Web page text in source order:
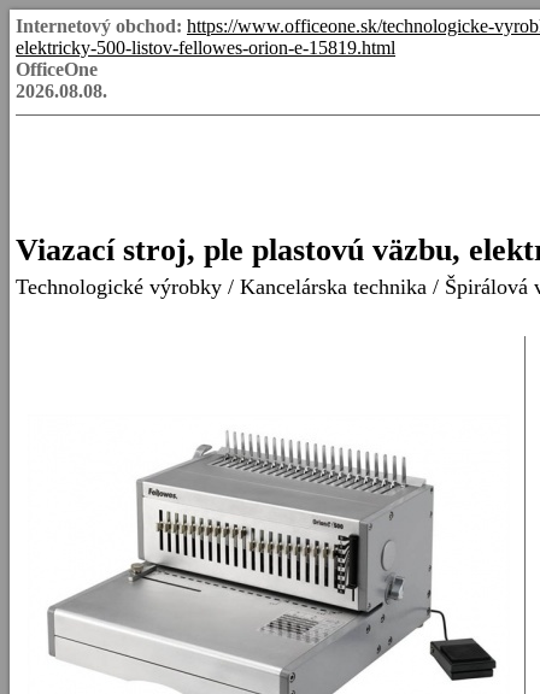
Internetový obchod: https://www.officeone.sk/technologicke-
elektricky-500-listov-fellowes-orion-e-15819.html
OfficeOne
2026.08.08.
Viazací stroj, ple plastovú väzbu,
Technologické výrobky / Kancelárska technika / Špirálová